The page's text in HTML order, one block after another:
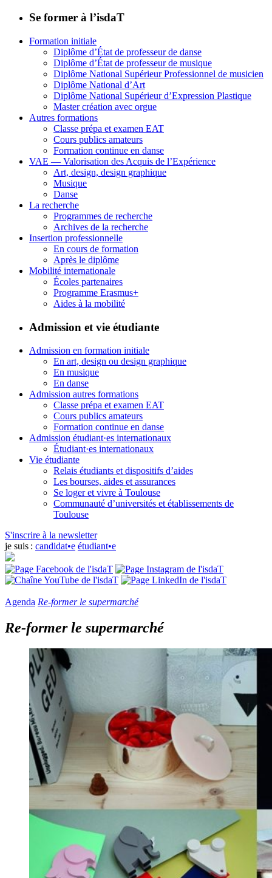
Se former à l’isdaT
Formation initiale
Diplôme d’État de professeur de danse
Diplôme d’État de professeur de musique
Diplôme National Supérieur Professionnel de musicien
Diplôme National d’Art
Diplôme National Supérieur d’Expression Plastique
Master création avec orgue
Autres formations
Classe prépa et examen EAT
Cours publics amateurs
Formation continue en danse
VAE — Valorisation des Acquis de l’Expérience
Art, design, design graphique
Musique
Danse
La recherche
Programmes de recherche
Archives de la recherche
Insertion professionnelle
En cours de formation
Après le diplôme
Mobilité internationale
Écoles partenaires
Programme Erasmus+
Aides à la mobilité
Admission et vie étudiante
Admission en formation initiale
En art, design ou design graphique
En musique
En danse
Admission autres formations
Classe prépa et examen EAT
Cours publics amateurs
Formation continue en danse
Admission étudiant·es internationaux
Étudiant·es internationaux
Vie étudiante
Relais étudiants et dispositifs d’aides
Les bourses, aides et assurances
Se loger et vivre à Toulouse
Communauté d’universités et établissements de
Toulouse
S'inscrire à la newsletter
je suis : candidat•e étudiant•e
Agenda Re-former le supermarché
Re-former le supermarché